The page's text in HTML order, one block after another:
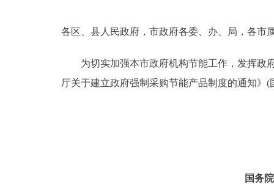
政务服务
各区、县人民政府，市政府各委、办、局，各市
为切实加强本市政府机构节能工作，发挥政府
厅关于建立政府强制采购节能产品制度的通知》
国务